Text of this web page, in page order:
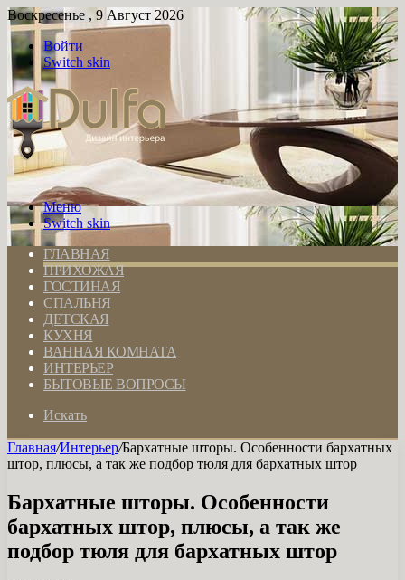
Воскресенье , 9 Август 2026
Войти
Switch skin
Меню
Switch skin
ГЛАВНАЯ
ПРИХОЖАЯ
ГОСТИНАЯ
СПАЛЬНЯ
ДЕТСКАЯ
КУХНЯ
ВАННАЯ КОМНАТА
ИНТЕРЬЕР
БЫТОВЫЕ ВОПРОСЫ
Искать
Главная/Интерьер/Бархатные шторы. Особенности бархатных
штор, плюсы, а так же подбор тюля для бархатных штор
Бархатные шторы. Особенности
бархатных штор, плюсы, а так же
подбор тюля для бархатных штор